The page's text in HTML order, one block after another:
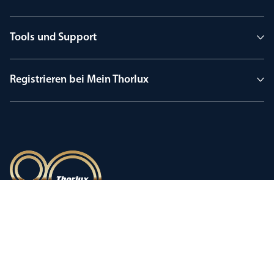
Tools und Support
Registrieren bei Mein Thorlux